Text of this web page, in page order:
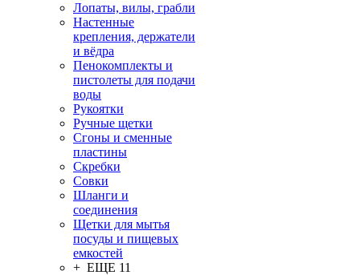
Лопаты, вилы, грабли
Настенные
крепления, держатели
и вёдра
Пенокомплекты и
пистолеты для подачи
воды
Рукоятки
Ручные щетки
Сгоны и сменные
пластины
Скребки
Совки
Шланги и
соединения
Щетки для мытья
посуды и пищевых
емкостей
+ ЕЩЕ 11